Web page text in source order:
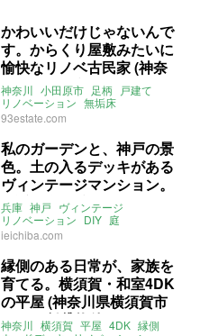
かわいいだけじゃないんで
す。からくり屋敷みたいに
愉快なリノベ古民家 (神奈
川県小田原市65㎡の売買物
件)
神奈川 小田原市 足柄 戸建て
リノベーション 無垢床
ウッドデッキ
駐車スペース
93estate.com
私のガーデンと、神戸の景
色。土の入るデッキがある
ヴィンテージマンション。
(兵庫県神戸市56㎡の売買
物件)
兵庫 神戸 ヴィンテージ
リノベーション DIY 庭
ウッドデッキ
ieichiba.com
縁側のある日常が、家族を
育てる。横須賀・和室4DK
の平屋 (神奈川県横須賀市
85㎡の賃貸物件)
神奈川 横須賀 平屋 4DK 縁側